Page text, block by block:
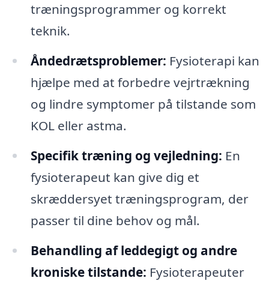
træningsprogrammer og korrekt
teknik.
Åndedrætsproblemer: Fysioterapi kan
hjælpe med at forbedre vejrtrækning
og lindre symptomer på tilstande som
KOL eller astma.
Specifik træning og vejledning: En
fysioterapeut kan give dig et
skræddersyet træningsprogram, der
passer til dine behov og mål.
Behandling af leddegigt og andre
kroniske tilstande: Fysioterapeuter